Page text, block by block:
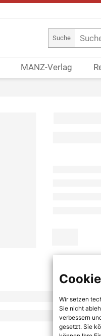
Suche
MANZ-Verlag
Wir setzen
Sie nicht
verbessern
gesetzt. Sie